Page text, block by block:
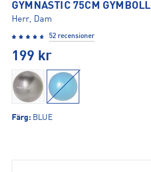
GYMNASTIC 75CM GYMBOLL
Herr, Dam
52 recensioner
199 kr
Färg: BLUE